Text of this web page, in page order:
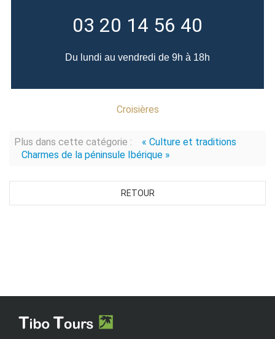
03 20 14 56 40
Du lundi au vendredi de 9h à 18h
Croisières
Plus dans cette catégorie :
« Culture et traditions
Charmes de la péninsule Ibérique »
RETOUR